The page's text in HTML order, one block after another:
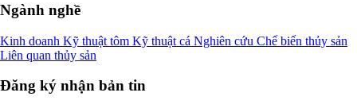
Ngành nghề
Kinh doanh Kỹ thuật tôm Kỹ thuật cá Nghiên cứu Chế biến thủy sản
Liên quan thủy sản
Đăng ký nhận bản tin